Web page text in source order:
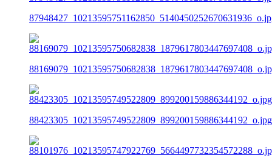
88423305_10213595749522809_899200159886344192_o.jpg